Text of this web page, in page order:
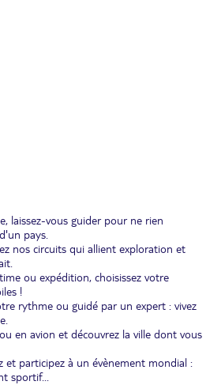
laissez-vous guider pour ne rien
pays.
nos circuits qui allient exploration et
ou expédition, choisissez votre
!
rythme ou guidé par un expert : vivez
en avion et découvrez la ville dont vous
et participez à un évènement mondial :
sportif...